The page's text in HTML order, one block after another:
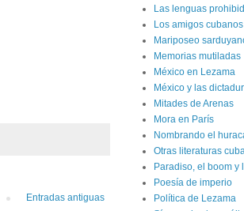
Entradas antiguas
Las lenguas
Los amigos
Mariposeo
Memorias mutiladas
México en Lezama
México y las
Mitades de Arenas
Mora en París
Nombrando el
Otras literaturas
Paradiso, el boom y
Poesía de imperio
Política de Lezama